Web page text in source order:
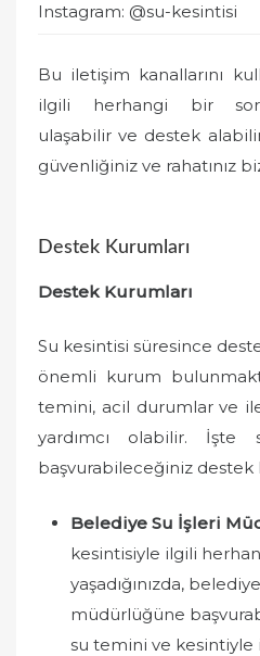
Instagram: @su-kesintisi
Bu iletişim kanallarını
ilgili herhangi bir
ulaşabilir ve destek
güvenliğiniz ve rahatınız
Destek Kurumları
Destek Kurumları
Su kesintisi süresince
önemli kurum
temini, acil durumlar ve
yardımcı olabilir. İşte
başvurabileceğiniz destek
Belediye Su İşleri
kesintisiyle ilgili
yaşadığınızda,
müdürlüğüne
su temini ve